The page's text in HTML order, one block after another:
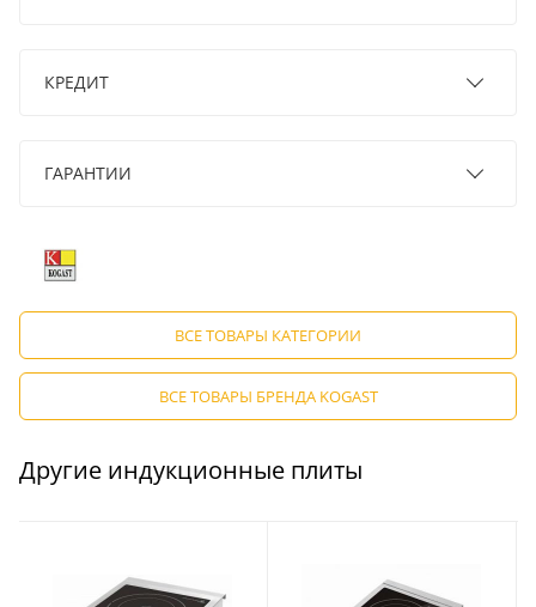
КРЕДИТ
ГАРАНТИИ
ВСЕ ТОВАРЫ КАТЕГОРИИ
ВСЕ ТОВАРЫ БРЕНДА KOGAST
Другие индукционные плиты